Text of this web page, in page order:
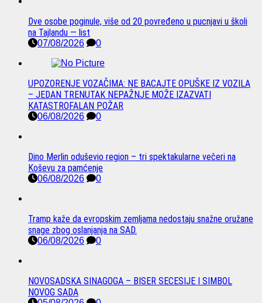
Dve osobe poginule, više od 20 povređeno u pucnjavi u školi
na Tajlandu — list
07/08/2026 0
UPOZORENJE VOZAČIMA: NE BACAJTE OPUŠKE IZ VOZILA
– JEDAN TRENUTAK NEPAŽNJE MOŽE IZAZVATI
KATASTROFALAN POŽAR
06/08/2026 0
Dino Merlin oduševio region – tri spektakularne večeri na
Koševu za pamćenje
06/08/2026 0
Tramp kaže da evropskim zemljama nedostaju snažne oružane
snage zbog oslanjanja na SAD.
06/08/2026 0
NOVOSADSKA SINAGOGA – BISER SECESIJE I SIMBOL
NOVOG SADA